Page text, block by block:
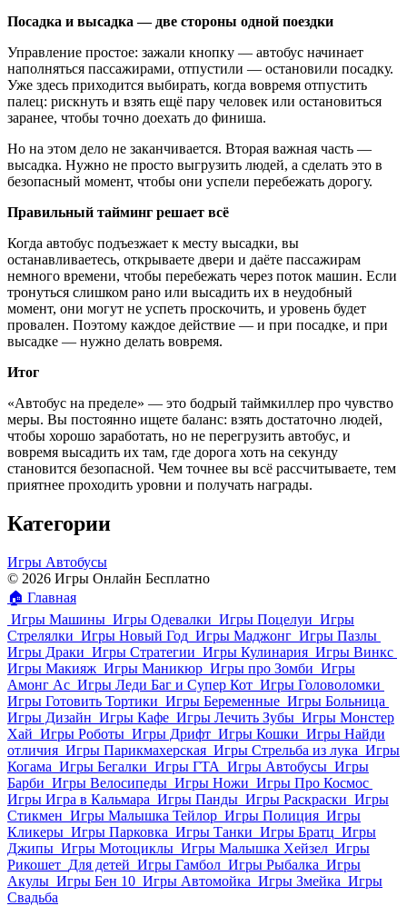
Посадка и высадка — две стороны одной поездки
Управление простое: зажали кнопку — автобус начинает
наполняться пассажирами, отпустили — остановили посадку.
Уже здесь приходится выбирать, когда вовремя отпустить
палец: рискнуть и взять ещё пару человек или остановиться
заранее, чтобы точно доехать до финиша.
Но на этом дело не заканчивается. Вторая важная часть —
высадка. Нужно не просто выгрузить людей, а сделать это в
безопасный момент, чтобы они успели перебежать дорогу.
Правильный тайминг решает всё
Когда автобус подъезжает к месту высадки, вы
останавливаетесь, открываете двери и даёте пассажирам
немного времени, чтобы перебежать через поток машин. Если
тронуться слишком рано или высадить их в неудобный
момент, они могут не успеть проскочить, и уровень будет
провален. Поэтому каждое действие — и при посадке, и при
высадке — нужно делать вовремя.
Итог
«Автобус на пределе» — это бодрый таймкиллер про чувство
меры. Вы постоянно ищете баланс: взять достаточно людей,
чтобы хорошо заработать, но не перегрузить автобус, и
вовремя высадить их там, где дорога хоть на секунду
становится безопасной. Чем точнее вы всё рассчитываете, тем
приятнее проходить уровни и получать награды.
Категории
Игры Автобусы
© 2026 Игры Онлайн Бесплатно
🏠 Главная
Игры Машины Игры Одевалки Игры Поцелуи Игры
Стрелялки Игры Новый Год Игры Маджонг Игры Пазлы
Игры Драки Игры Стратегии Игры Кулинария Игры Винкс
Игры Макияж Игры Маникюр Игры про Зомби Игры
Амонг Ас Игры Леди Баг и Супер Кот Игры Головоломки
Игры Готовить Тортики Игры Беременные Игры Больница
Игры Дизайн Игры Кафе Игры Лечить Зубы Игры Монстер
Хай Игры Роботы Игры Дрифт Игры Кошки Игры Найди
отличия Игры Парикмахерская Игры Стрельба из лука Игры
Когама Игры Бегалки Игры ГТА Игры Автобусы Игры
Барби Игры Велосипеды Игры Ножи Игры Про Космос
Игры Игра в Кальмара Игры Панды Игры Раскраски Игры
Стикмен Игры Малышка Тейлор Игры Полиция Игры
Кликеры Игры Парковка Игры Танки Игры Братц Игры
Джипы Игры Мотоциклы Игры Малышка Хейзел Игры
Рикошет Для детей Игры Гамбол Игры Рыбалка Игры
Акулы Игры Бен 10 Игры Автомойка Игры Змейка Игры
Свадьба